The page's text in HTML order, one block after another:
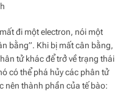
đi một electron, nói một
bằng”. Khi bị mất cân bằng,
tử khác để trở về trạng thái
có thể phá hủy các phân tử
nên thành phần của tế bào: